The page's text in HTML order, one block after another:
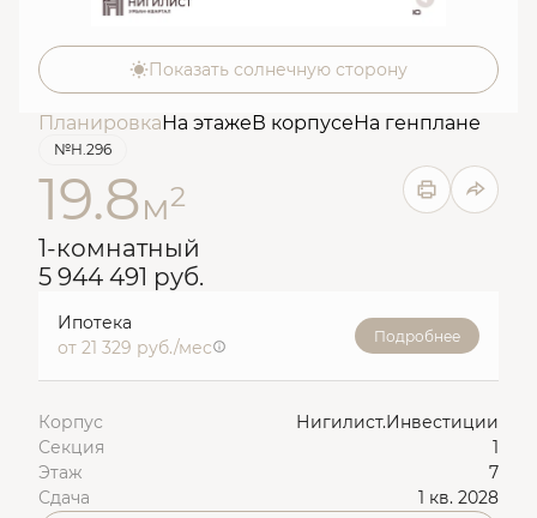
Показать солнечную сторону
ПланировкаНа этажеВ корпусеНа генплане
№Н.296
19.8м2
1-комнатный
5 944 491 руб.
Ипотека
от 21 329 руб./мес
Подробнее
Корпус
Нигилист.Инвестиции
Секция
1
Этаж
7
Сдача
1 кв. 2028